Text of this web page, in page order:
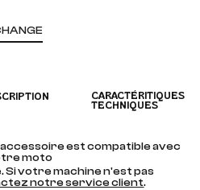
CARACTÉRITIQUES
TECHNIQUES
est compatible avec
moto
Si votre machine n'est pas
notre service client.